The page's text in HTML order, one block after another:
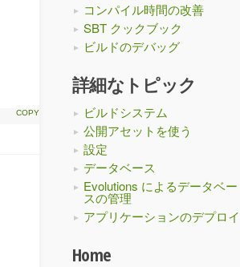
コンパイル時間の改善
SBT クックブック
ビルドのデバッグ
詳細なトピック
ビルドシステム
公開アセットを使う
設定
データベース
Evolutions によるデータベー
スの管理
アプリケーションのデプロイ
Home